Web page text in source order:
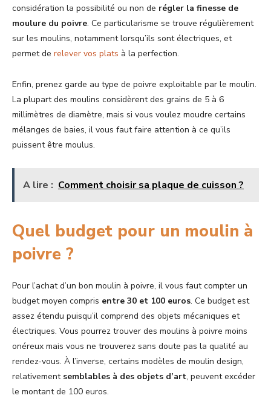
considération la possibilité ou non de régler la finesse de
moulure du poivre. Ce particularisme se trouve régulièrement
sur les moulins, notamment lorsqu’ils sont électriques, et
permet de relever vos plats à la perfection.
Enfin, prenez garde au type de poivre exploitable par le moulin.
La plupart des moulins considèrent des grains de 5 à 6
millimètres de diamètre, mais si vous voulez moudre certains
mélanges de baies, il vous faut faire attention à ce qu’ils
puissent être moulus.
A lire : Comment choisir sa plaque de cuisson ?
Quel budget pour un moulin à
poivre ?
Pour l’achat d’un bon moulin à poivre, il vous faut compter un
budget moyen compris entre 30 et 100 euros. Ce budget est
assez étendu puisqu’il comprend des objets mécaniques et
électriques. Vous pourrez trouver des moulins à poivre moins
onéreux mais vous ne trouverez sans doute pas la qualité au
rendez-vous. À l’inverse, certains modèles de moulin design,
relativement semblables à des objets d’art, peuvent excéder
le montant de 100 euros.